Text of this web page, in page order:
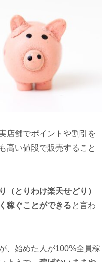
店舗でポイントや割引を
高い値段で販売すること
（とりわけ楽天せどり）
稼ぐことができると言わ
、始めた人が100%全員稼